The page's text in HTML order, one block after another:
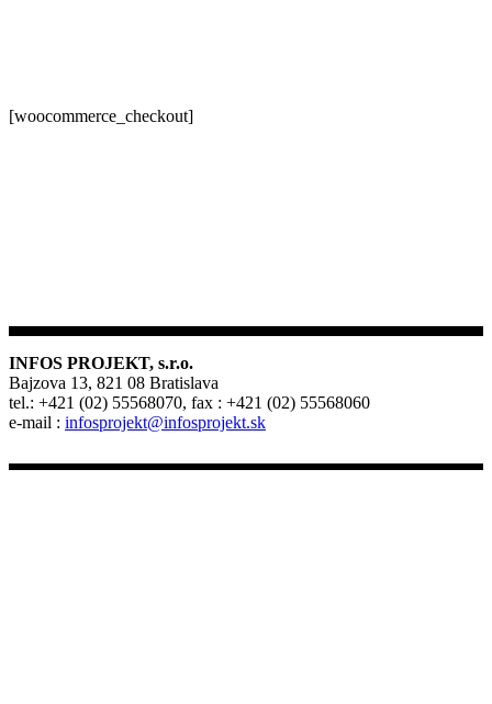
[woocommerce_checkout]
INFOS PROJEKT, s.r.o.
Bajzova 13, 821 08 Bratislava
tel.: +421 (02) 55568070, fax : +421 (02) 55568060
e-mail : infosprojekt@infosprojekt.sk